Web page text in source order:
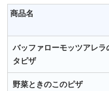
商品名
バッファローモッツアレラ
タピザ
野菜ときのこのピザ